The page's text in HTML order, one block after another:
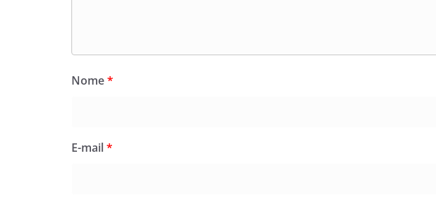
Nome*
E-mail*